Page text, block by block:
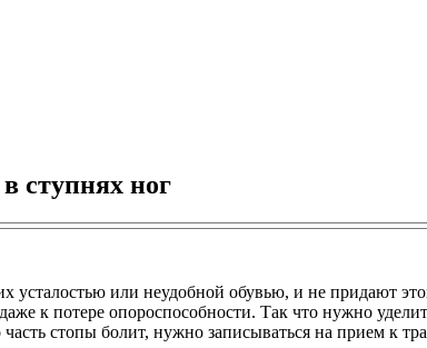
ступнях ног
усталостью или неудобной обувью, и не придают
к потере опороспособности. Так что нужно
стопы болит, нужно записываться на прием к